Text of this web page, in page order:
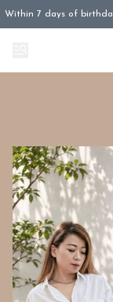
Within 7 days of